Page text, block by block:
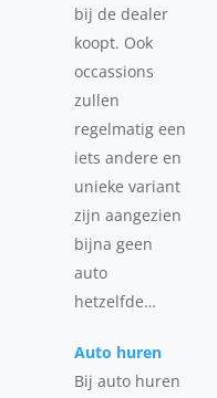
bij de dealer
koopt. Ook
occassions
zullen
regelmatig een
iets andere en
unieke variant
zijn aangezien
bijna geen
auto
hetzelfde…
Auto huren
Bij auto huren